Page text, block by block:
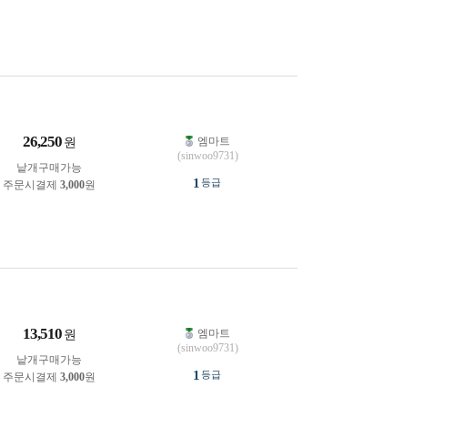
26,250 원
낱개구매가능
주문시결제 3,000원
엠마트
(sinwoo9731)
1 등급
13,510 원
낱개구매가능
주문시결제 3,000원
엠마트
(sinwoo9731)
1 등급